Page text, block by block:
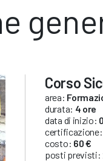
Corso
area:
durata: 4 ore
data di inizio:
certificazione:
costo: 60 €
posti previsti: